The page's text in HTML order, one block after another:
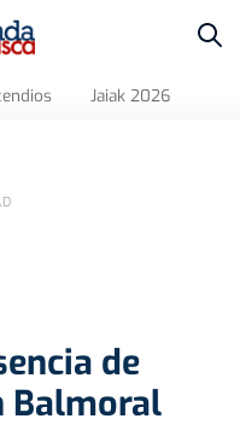
Jaiak 2026
de
Balmoral